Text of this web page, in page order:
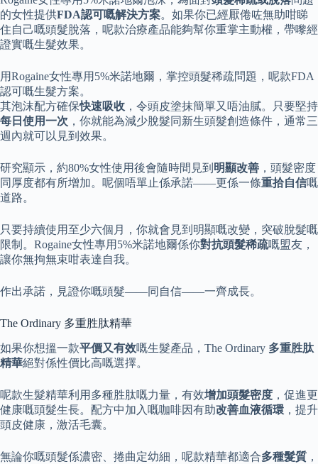
的女性提供FDA認可嘅解決方案。如果你已經厭倦咗無助咁睇
住自己嘅頭髮脫落，呢款治療產品能夠幫你重掌主動權，帶嚟經
證實嘅生髮效果。
用Rogaine女性專用5%米諾地爾，掌控頭髮稀疏問題，呢款FDA
認可嘅生髮方案。
其泡沫配方確保快速吸收 ，令頭皮塗抹簡單又唔油膩。只要堅持
每日使用一次 ，你就能為減少脫髮同新生頭髮創造條件，通常三
週內就可以見到效果。
研究顯示，約80%女性使用後會隨時間見到 明顯改善 ，頭髮密度
同厚度都有所增加。呢個唔單止係承諾——更係一條重拾自信嘅
道路。
只要持續使用至少六個月，你就會見到明顯嘅改變，突破脫髮嘅
限制。Rogaine女性專用5%米諾地爾係你對抗頭髮稀疏嘅盟友，
讓你無拘無束咁表達自我。
作出承諾，見證你嘅頭髮——同自信——一齊成長。
The Ordinary 多重胜肽精華
如果你想搵一款平價又有效嘅生髮產品，The Ordinary 多重胜肽
精華絕對係性價比高嘅選擇。
呢款生髮精華利用多種胜肽嘅力量，有效增加頭髮密度 ，促進更
健康嘅頭髮生長。配方中加入嘅咖啡因有助改善血液循環 ，提升
頭皮健康，激活毛囊。
無論你嘅頭髮係濃密、捲曲定幼細，呢款精華都適合多種髮質 ，